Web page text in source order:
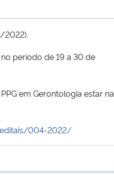
2022).
período de 19 a 30 de
em Gerontologia estar na
004-2022/